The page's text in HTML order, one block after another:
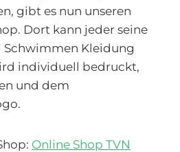
gibt es nun unseren
Dort kann jeder seine
Schwimmen Kleidung
individuell bedruckt,
und dem
Online Shop TVN